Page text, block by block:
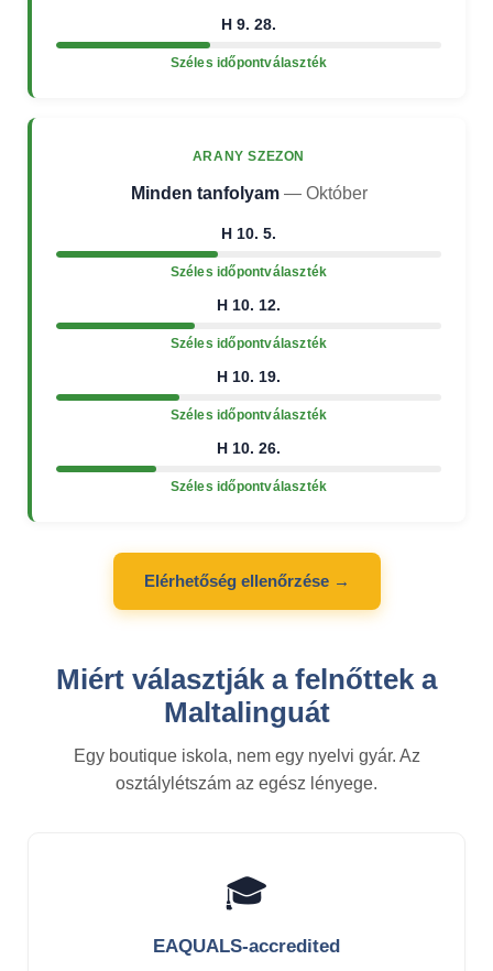
H 9. 28.
Széles időpontválaszték
ARANY SZEZON
Minden tanfolyam — Október
H 10. 5.
Széles időpontválaszték
H 10. 12.
Széles időpontválaszték
H 10. 19.
Széles időpontválaszték
H 10. 26.
Széles időpontválaszték
Elérhetőség ellenőrzése →
Miért választják a felnőttek a
Maltalinguát
Egy boutique iskola, nem egy nyelvi gyár. Az
osztálylétszám az egész lényege.
🎓
EAQUALS-accredited